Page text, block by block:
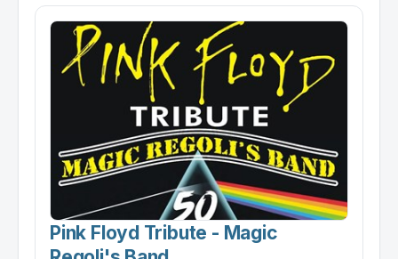
Pink Floyd Tribute - Magic